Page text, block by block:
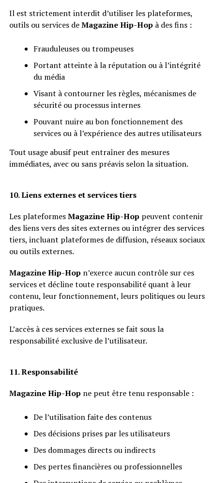
Il est strictement interdit d’utiliser les plateformes,
outils ou services deMagazine Hip-Hop à des fins :
Frauduleuses ou trompeuses
Portant atteinte à la réputation ou à l’intégrité
du média
Visant à contourner les règles, mécanismes de
sécurité ou processus internes
Pouvant nuire au bon fonctionnement des
services ou à l’expérience des autres utilisateurs
Tout usage abusif peut entraîner des mesures
immédiates, avec ou sans préavis selon la situation.
10. Liens externes et services tiers
Les plateformesMagazine Hip-Hop peuvent contenir
des liens vers des sites externes ou intégrer des services
tiers, incluant plateformes de diffusion, réseaux sociaux
ou outils externes.
Magazine Hip-Hop n’exerce aucun contrôle sur ces
services et décline toute responsabilité quant à leur
contenu, leur fonctionnement, leurs politiques ou leurs
pratiques.
L’accès à ces services externes se fait sous la
responsabilité exclusive de l’utilisateur.
11. Responsabilité
Magazine Hip-Hop ne peut être tenu responsable :
De l’utilisation faite des contenus
Des décisions prises par les utilisateurs
Des dommages directs ou indirects
Des pertes financières ou professionnelles